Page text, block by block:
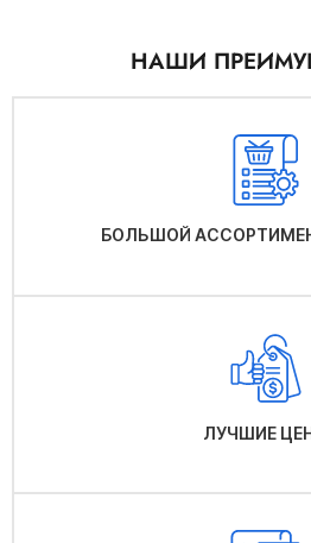
НАШИ
БОЛЬШОЙ
ЛУЧШИЕ